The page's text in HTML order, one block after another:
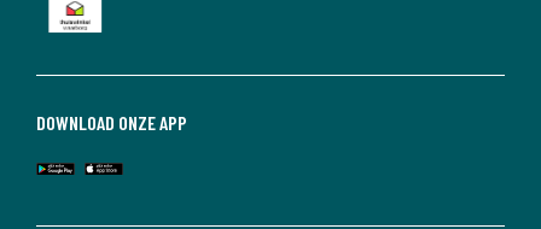
DOWNLOAD ONZE APP